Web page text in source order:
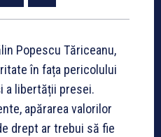
Popescu Tăriceanu,
în fața pericolului
a libertății presei.
apărarea valorilor
drept ar trebui să fie